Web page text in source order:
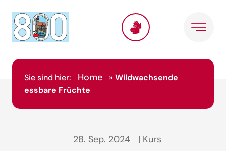
Sie sind hier: Home » Wildwachsende
essbare Früchte
28. Sep. 2024 | Kurs